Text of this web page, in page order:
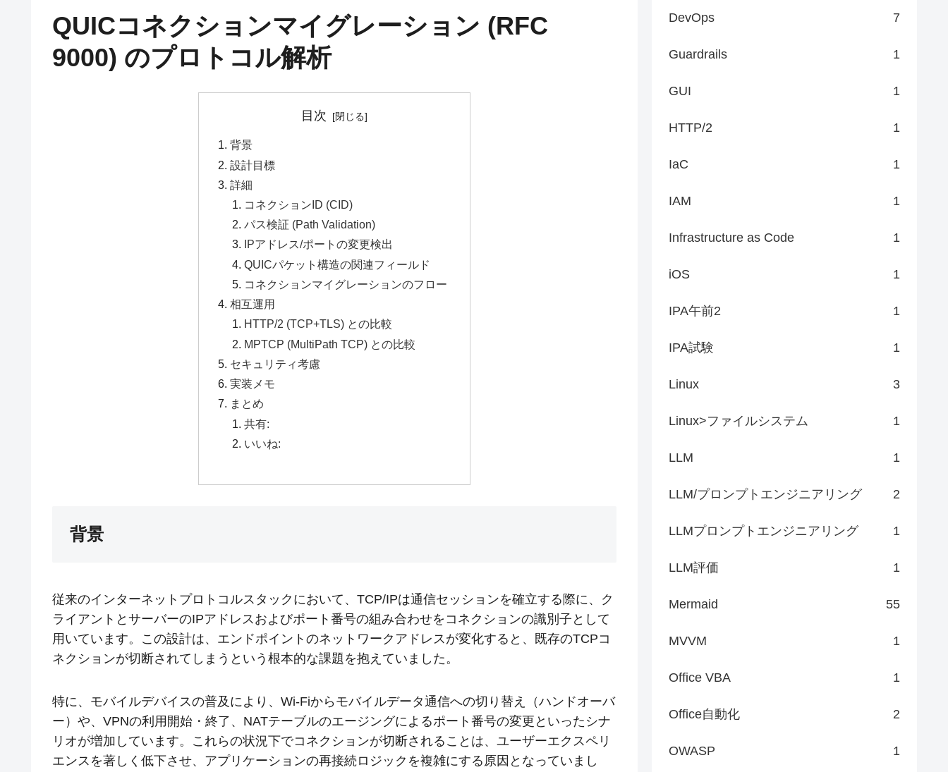
QUICコネクションマイグレーション (RFC
9000) のプロトコル解析
目次
背景
設計目標
詳細
コネクションID (CID)
パス検証 (Path Validation)
IPアドレス/ポートの変更検出
QUICパケット構造の関連フィールド
コネクションマイグレーションのフロー
相互運用
HTTP/2 (TCP+TLS) との比較
MPTCP (MultiPath TCP) との比較
セキュリティ考慮
実装メモ
まとめ
共有:
いいね:
背景
従来のインターネットプロトコルスタックにおいて、TCP/IPは通信セッションを確立する際に、ク
ライアントとサーバーのIPアドレスおよびポート番号の組み合わせをコネクションの識別子として
用いています。この設計は、エンドポイントのネットワークアドレスが変化すると、既存のTCPコ
ネクションが切断されてしまうという根本的な課題を抱えていました。
特に、モバイルデバイスの普及により、Wi-Fiからモバイルデータ通信への切り替え（ハンドオーバ
ー）や、VPNの利用開始・終了、NATテーブルのエージングによるポート番号の変更といったシナ
リオが増加しています。これらの状況下でコネクションが切断されることは、ユーザーエクスペリ
エンスを著しく低下させ、アプリケーションの再接続ロジックを複雑にする原因となっていまし
DevOps 7
Guardrails 1
GUI 1
HTTP/2 1
IaC 1
IAM 1
Infrastructure as Code 1
iOS 1
IPA午前2 1
IPA試験 1
Linux 3
Linux>ファイルシステム 1
LLM 1
LLM/プロンプトエンジニアリング 2
LLMプロンプトエンジニアリング 1
LLM評価 1
Mermaid 55
MVVM 1
Office VBA 1
Office自動化 2
OWASP 1